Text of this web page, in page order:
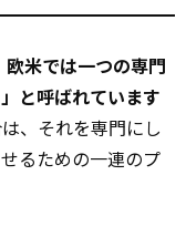
欧米では一つの専門
と呼ばれています
、それを専門にし
るための一連のプ